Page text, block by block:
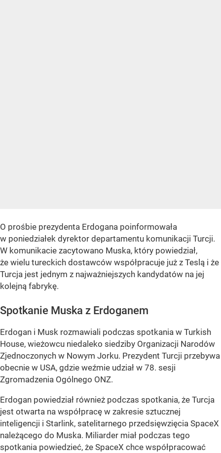
O prośbie prezydenta Erdogana poinformowała
w poniedziałek dyrektor departamentu komunikacji Turcji.
W komunikacie zacytowano Muska, który powiedział,
że wielu tureckich dostawców współpracuje już z Teslą i że
Turcja jest jednym z najważniejszych kandydatów na jej
kolejną fabrykę.
Spotkanie Muska z Erdoganem
Erdogan i Musk rozmawiali podczas spotkania w Turkish
House, wieżowcu niedaleko siedziby Organizacji Narodów
Zjednoczonych w Nowym Jorku. Prezydent Turcji przebywa
obecnie w USA, gdzie weźmie udział w 78. sesji
Zgromadzenia Ogólnego ONZ.
Erdogan powiedział również podczas spotkania, że Turcja
jest otwarta na współpracę w zakresie sztucznej
inteligencji i Starlink, satelitarnego przedsięwzięcia SpaceX
należącego do Muska. Miliarder miał podczas tego
spotkania powiedzieć, że SpaceX chce współpracować